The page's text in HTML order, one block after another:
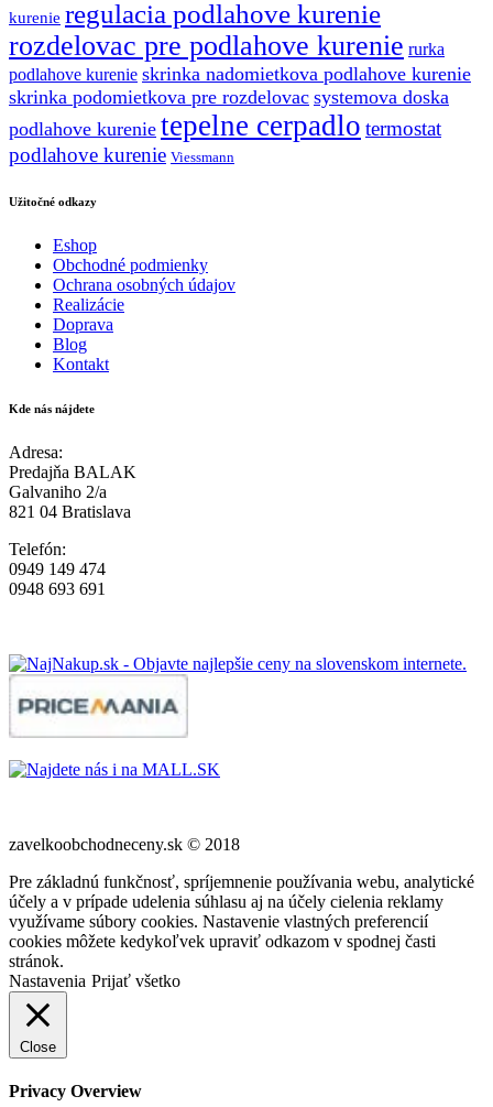
kurenie regulacia podlahove kurenie
rozdelovac pre podlahove kurenie rurka
podlahove kurenie skrinka nadomietkova podlahove kurenie
skrinka podomietkova pre rozdelovac systemova doska
podlahove kurenie tepelne cerpadlo termostat
podlahove kurenie Viessmann
Užitočné odkazy
Eshop
Obchodné podmienky
Ochrana osobných údajov
Realizácie
Doprava
Blog
Kontakt
Kde nás nájdete
Adresa:
Predajňa BALAK
Galvaniho 2/a
821 04 Bratislava
Telefón:
0949 149 474
0948 693 691
zavelkoobchodneceny.sk © 2018
Pre základnú funkčnosť, spríjemnenie používania webu, analytické
účely a v prípade udelenia súhlasu aj na účely cielenia reklamy
využívame súbory cookies. Nastavenie vlastných preferencií
cookies môžete kedykoľvek upraviť odkazom v spodnej časti
stránok.
Nastavenia Prijať všetko
Close
Privacy Overview